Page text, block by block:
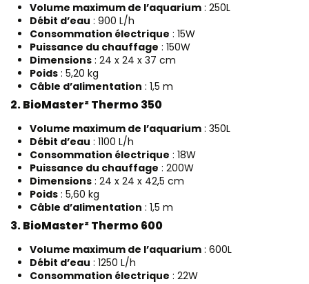
Volume maximum de l’aquarium : 250L
Débit d’eau : 900 L/h
Consommation électrique : 15W
Puissance du chauffage : 150W
Dimensions : 24 x 24 x 37 cm
Poids : 5,20 kg
Câble d’alimentation : 1,5 m
2. BioMaster² Thermo 350
Volume maximum de l’aquarium : 350L
Débit d’eau : 1100 L/h
Consommation électrique : 18W
Puissance du chauffage : 200W
Dimensions : 24 x 24 x 42,5 cm
Poids : 5,60 kg
Câble d’alimentation : 1,5 m
3. BioMaster² Thermo 600
Volume maximum de l’aquarium : 600L
Débit d’eau : 1250 L/h
Consommation électrique : 22W